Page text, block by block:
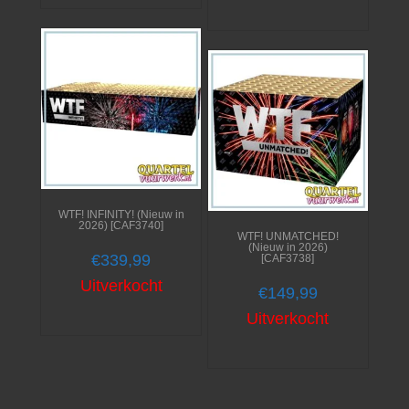
WTF! INFINITY! (Nieuw in
2026) [CAF3740]
€339,99
Uitverkocht
WTF! UNMATCHED!
(Nieuw in 2026)
[CAF3738]
€149,99
Uitverkocht